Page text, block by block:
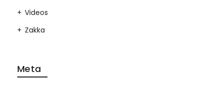
Videos
Zakka
Meta